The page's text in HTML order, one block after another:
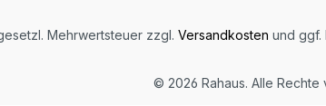
Mehrwertsteuer zzgl. Versandkosten und ggf.
© 2026 Rahaus. Alle Rechte